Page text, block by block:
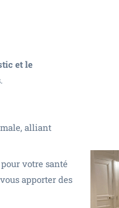
et le
alliant
votre santé
apporter des